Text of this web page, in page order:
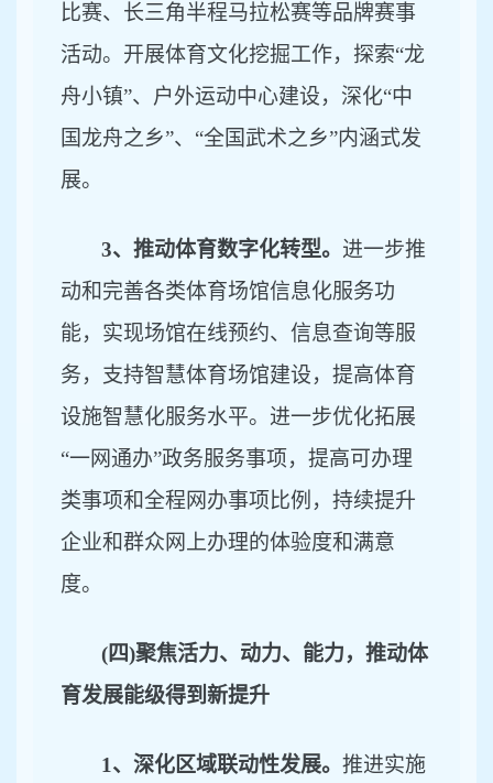
比赛、长三角半程马拉松赛等品牌赛事
活动。开展体育文化挖掘工作，探索“龙
舟小镇”、户外运动中心建设，深化“中
国龙舟之乡”、“全国武术之乡”内涵式发
展。
3、推动体育数字化转型。 进一步推
动和完善各类体育场馆信息化服务功
能，实现场馆在线预约、信息查询等服
务，支持智慧体育场馆建设，提高体育
设施智慧化服务水平。进一步优化拓展
“一网通办”政务服务事项，提高可办理
类事项和全程网办事项比例，持续提升
企业和群众网上办理的体验度和满意
度。
(四)聚焦活力、动力、能力，推动体
育发展能级得到新提升
1、深化区域联动性发展。 推进实施